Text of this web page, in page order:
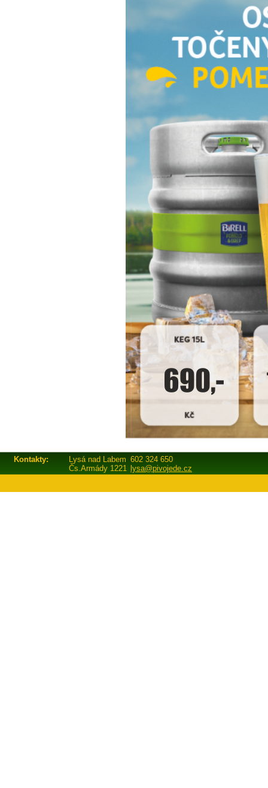
Kontakty: Lysá nad Labem 602 324 650
Čs.Armády 1221 lysa@pivojede.cz